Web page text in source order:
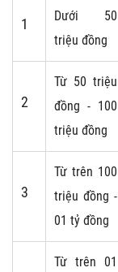
1
Dưới 50
triệu đồng
2
Từ 50 triệu
đồng - 100
triệu đồng
3
Từ trên 100
triệu đồng -
01 tỷ đồng
Từ trên 01